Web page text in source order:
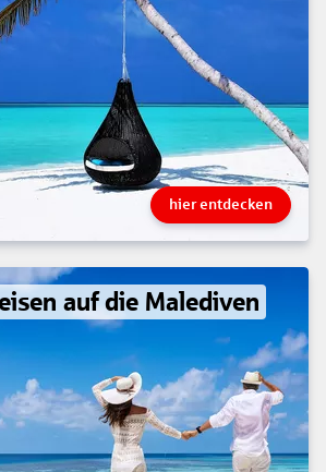
hier entdecken
auf die Malediven